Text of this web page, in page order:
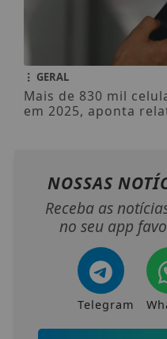
GERAL
Mais de 830 mil
em 2025, aponta
NOSSAS
Receba as
no seu app
Telegram